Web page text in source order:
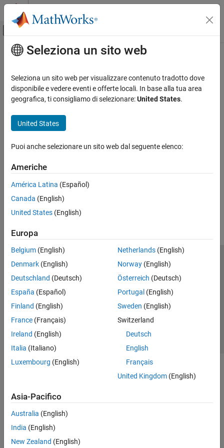
Vai al contenuto
Attiva/disattiva menu di navigazione
Pagina iniziale della documentazione
Contenuto principale
Seleziona un sito web
Seleziona un sito web per visualizzare contenuto tradotto dove
disponibile e vedere eventi e offerte locali. In base alla tua area
geografica, ti consigliamo di selezionare:United States.
United States
Puoi anche selezionare un sito web dal seguente elenco:
Americhe
América Latina (Español)
Canada (English)
United States (English)
Europa
Belgium (English)
Denmark (English)
Deutschland (Deutsch)
España (Español)
Finland (English)
France (Français)
Ireland (English)
Italia (Italiano)
Luxembourg (English)
Netherlands(English)
Norway(English)
Österreich (Deutsch)
Portugal (English)
Sweden (English)
Switzerland
Deutsch
English
Français
United Kingdom(English)
Asia-Pacifico
Australia (English)
India (English)
New Zealand (English)
Centro di fiducia
Informativa sulla privacy
Antipirateria
Stato dell'applicazione
Contatti
© 1994-2026 The MathWorks, Inc.